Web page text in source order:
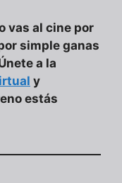
vas al cine por
simple ganas
a la
y
estás